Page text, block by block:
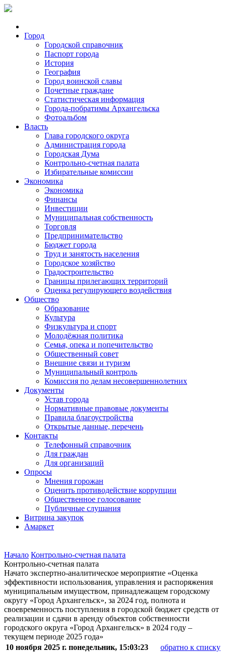
Город
Городской справочник
Паспорт города
История
География
Город воинской славы
Почетные граждане
Статистическая информация
Города-побратимы Архангельска
Фотоальбом
Власть
Глава городского округа
Администрация города
Городская Дума
Контрольно-счетная палата
Избирательные комиссии
Экономика
Экономика
Финансы
Инвестиции
Муниципальная собственность
Торговля
Предпринимательство
Бюджет города
Труд и занятость населения
Городское хозяйство
Градостроительство
Границы прилегающих территорий
Оценка регулирующего воздействия
Общество
Образование
Культура
Физкультура и спорт
Молодёжная политика
Семья, опека и попечительство
Общественный совет
Внешние связи и туризм
Муниципальный контроль
Комиссия по делам несовершеннолетних
Документы
Устав города
Нормативные правовые документы
Правила благоустройства
Открытые данные, перечень
Контакты
Телефонный справочник
Для граждан
Для организаций
Опросы
Мнения горожан
Оценить противодействие коррупции
Общественное голосование
Публичные слушания
Витрина закупок
Амаркет
Начало Контрольно-счетная палата
Контрольно-счетная палата
Начато экспертно-аналитическое мероприятие «Оценка
эффективности использования, управления и распоряжения
муниципальным имуществом, принадлежащем городскому
округу «Город Архангельск», за 2024 год, полнота и
своевременность поступления в городской бюджет средств от
реализации и сдачи в аренду объектов собственности
городского округа «Город Архангельск» в 2024 году –
текущем периоде 2025 года»
10 ноября 2025 г. понедельник, 15:03:23
обратно к списку